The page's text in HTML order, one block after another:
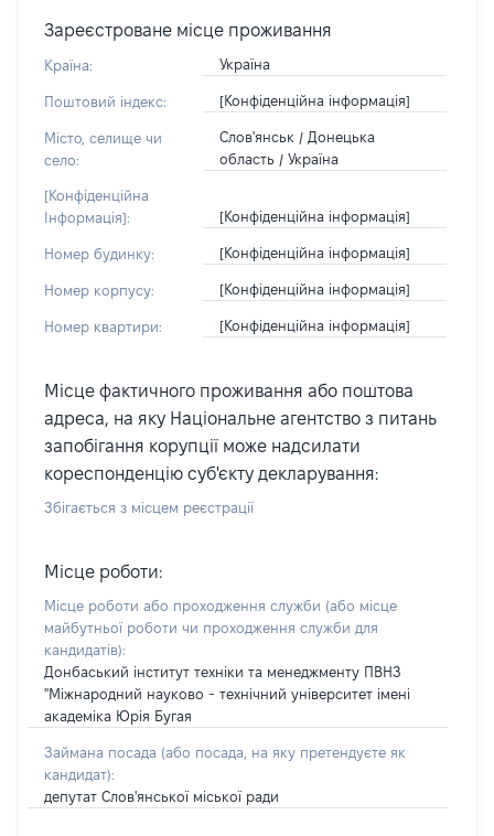
Зареєстроване місце проживання
Країна: Україна
Поштовий індекс: [Конфіденційна інформація]
Місто, селище чи
село:
Слов'янськ / Донецька
область / Україна
[Конфіденційна
Інформація]:
[Конфіденційна інформація]
Номер будинку: [Конфіденційна інформація]
Номер корпусу: [Конфіденційна інформація]
Номер квартири: [Конфіденційна інформація]
Місце фактичного проживання або поштова
адреса, на яку Національне агентство з питань
запобігання корупції може надсилати
кореспонденцію суб'єкту декларування:
Збігається з місцем реєстрації
Місце роботи:
Місце роботи або проходження служби (або місце
майбутньої роботи чи проходження служби для
кандидатів):
Донбаський інститут техніки та менеджменту ПВНЗ
"Міжнародний науково - технічний університет імені
академіка Юрія Бугая
Займана посада (або посада, на яку претендуєте як
кандидат):
депутат Слов'янської міської ради